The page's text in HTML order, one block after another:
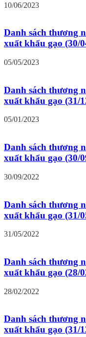
10/06/2023
Danh sách thương
xuất khẩu gạo (30/
05/05/2023
Danh sách thương
xuất khẩu gạo (31/
05/01/2023
Danh sách thương
xuất khẩu gạo (30/
30/09/2022
Danh sách thương
xuất khẩu gạo (31/
31/05/2022
Danh sách thương
xuất khẩu gạo (28/
28/02/2022
Danh sách thương
xuất khẩu gạo (31/